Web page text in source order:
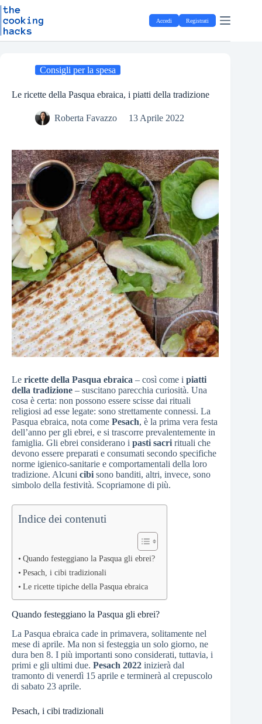
S
t
Salta
al
contenuto
Accedi Registrati
Consigli per la spesa
Le ricette della Pasqua ebraica, i piatti della tradizione
Roberta Favazzo 13 Aprile 2022
Le ricette della Pasqua ebraica – così come i piatti
della tradizione – suscitano parecchia curiosità. Una
cosa è certa: non possono essere scisse dai rituali
religiosi ad esse legate: sono strettamente connessi. La
Pasqua ebraica, nota come Pesach, è la prima vera festa
dell’anno per gli ebrei, e si trascorre prevalentemente in
famiglia. Gli ebrei considerano i pasti sacri rituali che
devono essere preparati e consumati secondo specifiche
norme igienico-sanitarie e comportamentali della loro
tradizione. Alcuni cibi sono banditi, altri, invece, sono
simbolo della festività. Scopriamone di più.
Indice dei contenuti
Quando festeggiano la Pasqua gli ebrei?
Pesach, i cibi tradizionali
Le ricette tipiche della Pasqua ebraica
Quando festeggiano la Pasqua gli ebrei?
La Pasqua ebraica cade in primavera, solitamente nel
mese di aprile. Ma non si festeggia un solo giorno, ne
dura ben 8. I più importanti sono considerati, tuttavia, i
primi e gli ultimi due. Pesach 2022 inizierà dal
tramonto di venerdì 15 aprile e terminerà al crepuscolo
di sabato 23 aprile.
Pesach, i cibi tradizionali